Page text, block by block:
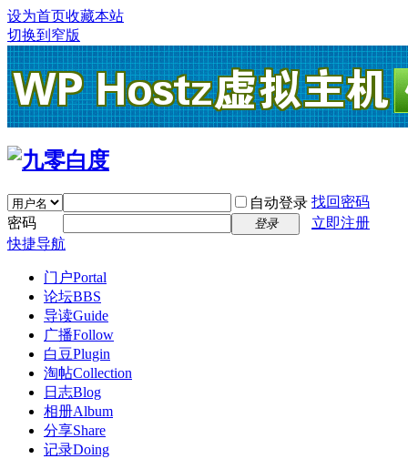
设为首页收藏本站
切换到窄版
自动登录 找回密码
密码
登录
立即注册
快捷导航
门户Portal
论坛BBS
导读Guide
广播Follow
白豆Plugin
淘帖Collection
日志Blog
相册Album
分享Share
记录Doing